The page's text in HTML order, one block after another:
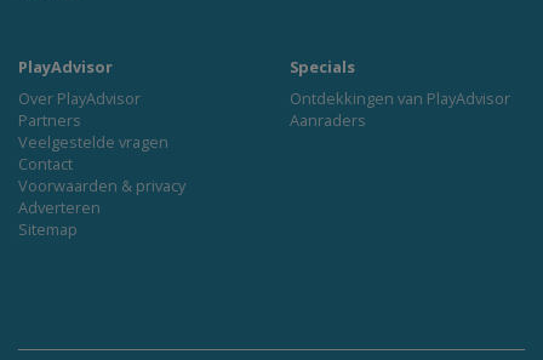
PlayAdvisor
Over PlayAdvisor
Partners
Veelgestelde vragen
Contact
Voorwaarden & privacy
Adverteren
Sitemap
Specials
Ontdekkingen van PlayAdvisor
Aanraders